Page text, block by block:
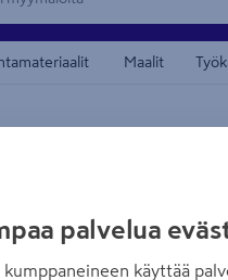
Maalit
palvelua
kumppaneineen käyttää